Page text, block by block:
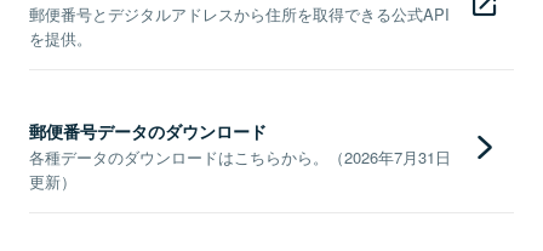
郵便番号とデジタルアドレスから住所を取得できる公式API
を提供。
郵便番号データのダウンロード
各種データのダウンロードはこちらから。（2026年7月31日
更新）